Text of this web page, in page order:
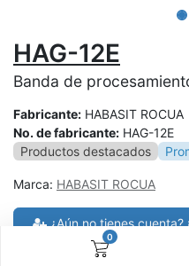
0
HAG-12E
Banda de
Fabricante: HABASIT ROCUA
No. de fabricante: HAG-12E
Productos destacados
Marca: HABASIT ROCUA
¿Aún no tienes cuenta?
precios